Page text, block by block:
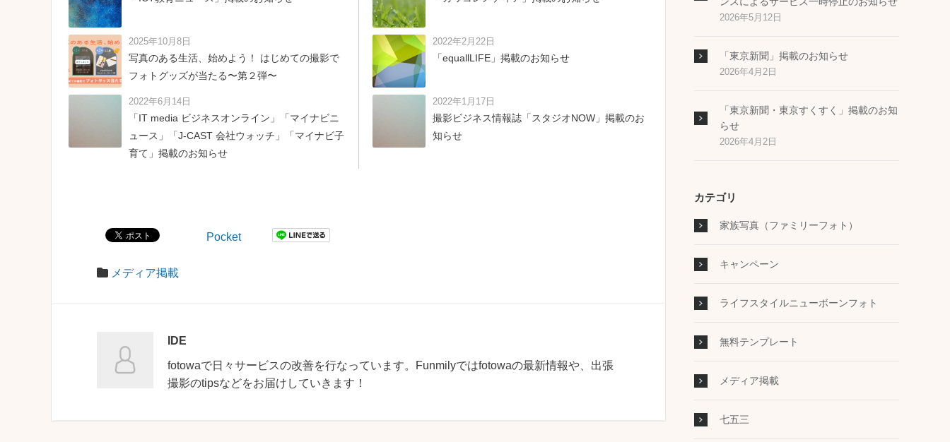
2025年10月8日
写真のある生活、始めよう！ はじめての撮影で
フォトグッズが当たる〜第２弾〜
2022年6月14日
「IT media ビジネスオンライン」「マイナビニ
ュース」「J-CAST 会社ウォッチ」「マイナビ子
育て」掲載のお知らせ
2022年2月22日
「equallLIFE」掲載のお知らせ
2022年1月17日
撮影ビジネス情報誌「スタジオNOW」掲載のお
知らせ
Pocket
メディア掲載
IDE
fotowaで日々サービスの改善を行なっています。Funmilyではfotowaの最新情報や、出張
撮影のtipsなどをお届けしていきます！
2026年5月12日
「東京新聞」掲載のお知らせ
2026年4月2日
「東京新聞・東京すくすく」掲載のお知
らせ
2026年4月2日
カテゴリ
家族写真（ファミリーフォト）
キャンペーン
ライフスタイルニューボーンフォト
無料テンプレート
メディア掲載
七五三